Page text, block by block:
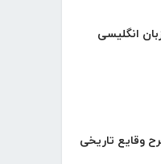
انگلیسی
وقایع تاریخی